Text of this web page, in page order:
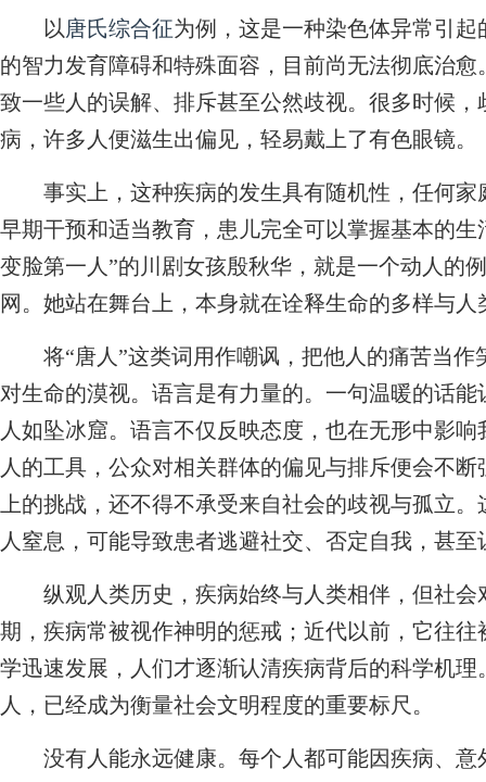
以唐氏综合征为例，这是一种染色体异常引
的智力发育障碍和特殊面容，目前尚无法彻底治
致一些人的误解、排斥甚至公然歧视。很多时候
病，许多人便滋生出偏见，轻易戴上了有色眼镜。
事实上，这种疾病的发生具有随机性，任何家
早期干预和适当教育，患儿完全可以掌握基本的
变脸第一人”的川剧女孩殷秋华，就是一个动人
网。她站在舞台上，本身就在诠释生命的多样与人
将“唐人”这类词用作嘲讽，把他人的痛苦当作
对生命的漠视。语言是有力量的。一句温暖的话
人如坠冰窟。语言不仅反映态度，也在无形中影
人的工具，公众对相关群体的偏见与排斥便会不
上的挑战，还不得不承受来自社会的歧视与孤立
人窒息，可能导致患者逃避社交、否定自我，甚
纵观人类历史，疾病始终与人类相伴，但社会
期，疾病常被视作神明的惩戒；近代以前，它往
学迅速发展，人们才逐渐认清疾病背后的科学机
人，已经成为衡量社会文明程度的重要标尺。
没有人能永远健康。每个人都可能因疾病、意